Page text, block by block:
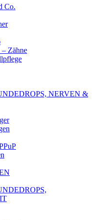
Co.
Zähne
NERVEN &